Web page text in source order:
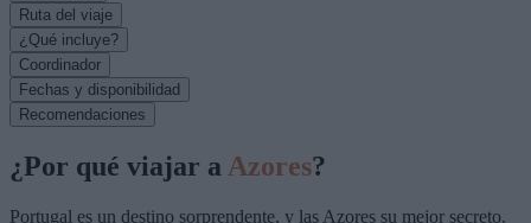
Ruta del viaje
¿Qué incluye?
Coordinador
Fechas y disponibilidad
Recomendaciones
¿Por qué viajar a Azores?
Portugal es un destino sorprendente, y las Azores su mejor secreto.